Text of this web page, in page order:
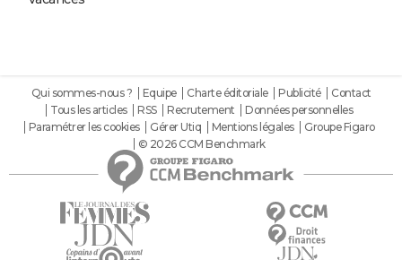
Qui sommes-nous ? Equipe Charte éditoriale Publicité
Contact
Tous les articles
RSS Recrutement
Données personnelles
Paramétrer les cookies
Gérer Utiq Mentions légales
Groupe Figaro
© 2026 CCM Benchmark